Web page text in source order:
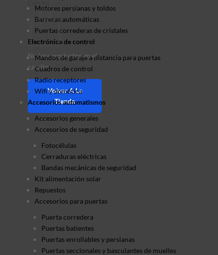
No hay productos en el
carrito.
Volver A La
Tienda
Motores persianas y toldos
Barreras automáticas
Puertas correderas de cristales
Electrónica de control
Mandos de garaje a distancia para puertas
Cuadros de control
Radio receptores
Wifi y domótica
Accesorios automatismos
Accesorios generales
Accesorios de seguridad
Fotocélulas
Cerraduras eléctricas
Bandas mecánicas de seguridad
Kit alimentación solar
Repuestos
Accesorios para puertas
Puerta corredera
Puertas batientes
Puertas enrollables y persianas
Puertas seccionales y basculantes de muelles